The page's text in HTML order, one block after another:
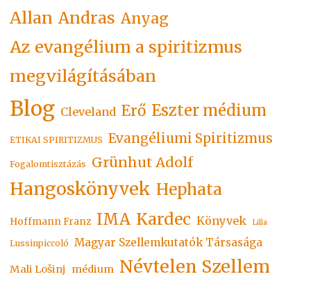
Allan Andras Anyag
Az evangélium a spiritizmus
megvilágításában
Blog Cleveland Erő Eszter médium
ETIKAI SPIRITIZMUS Evangéliumi Spiritizmus
Fogalomtisztázás Grünhut Adolf
Hangoskönyvek Hephata
Hoffmann Franz IMA Kardec Könyvek Lilla
Lussinpiccoló Magyar Szellemkutatók Társasága
Mali Lošinj médium Névtelen Szellem